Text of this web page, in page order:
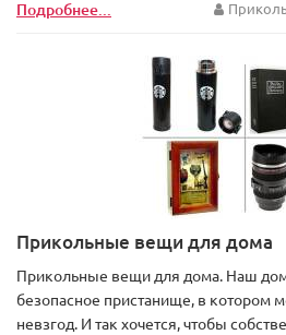
Подробнее...
Прикольные вещи для дома
Прикольные вещи для дома. Наш дом
безопасное пристанище, в котором
невзгод. И так хочется, чтобы